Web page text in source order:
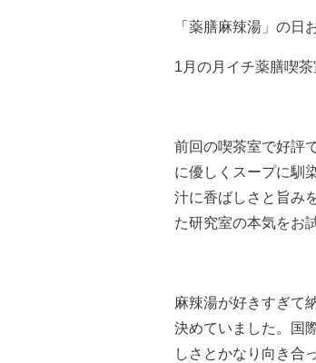
「薬膳麻辣湯」の日
1月の月イチ薬膳喫茶
前回の喫茶室で好評
に優しくスープに馴
汁に香ばしさと旨み
た研究室の本気をお
麻辣湯が好きすぎて
決めていました。国
しさとかなり向き合